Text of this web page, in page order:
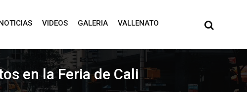
VIDEOS GALERIA VALLENATO
en la Feria de Cali